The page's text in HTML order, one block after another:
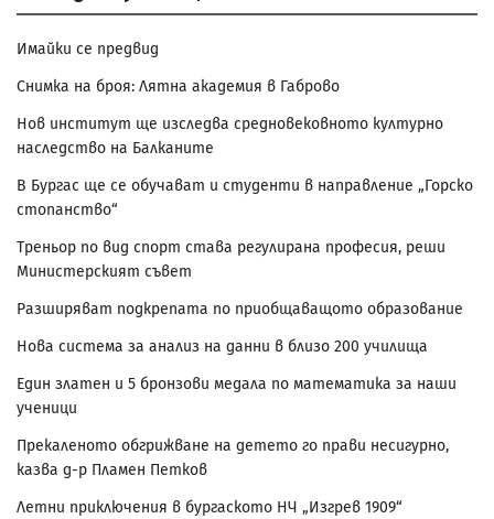
Имайки се предвид
Снимка на броя: Лятна академия в Габрово
Нов институт ще изследва средновековното културно
наследство на Балканите
В Бургас ще се обучават и студенти в направление „Горско
стопанство“
Треньор по вид спорт става регулирана професия, реши
Министерският съвет
Разширяват подкрепата по приобщаващото образование
Нова система за анализ на данни в близо 200 училища
Един златен и 5 бронзови медала по математика за наши
ученици
Прекаленото обгрижване на детето го прави несигурно,
казва д-р Пламен Петков
Летни приключения в бургаското НЧ „Изгрев 1909“